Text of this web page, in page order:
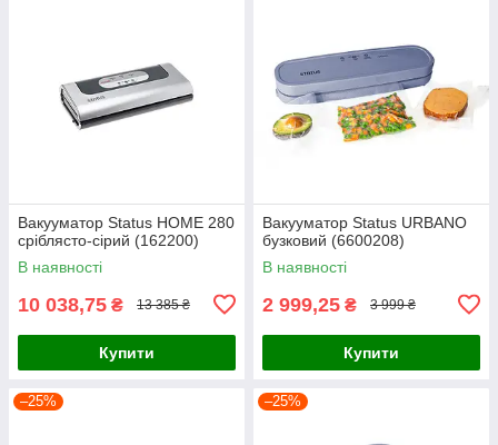
Вакууматор Status HOME 280
сріблясто-сірий (162200)
В наявності
10 038,75 ₴ 13 385 ₴
Купити
Вакууматор Status URBANO
бузковий (6600208)
В наявності
2 999,25 ₴ 3 999 ₴
Купити
–25% –25%